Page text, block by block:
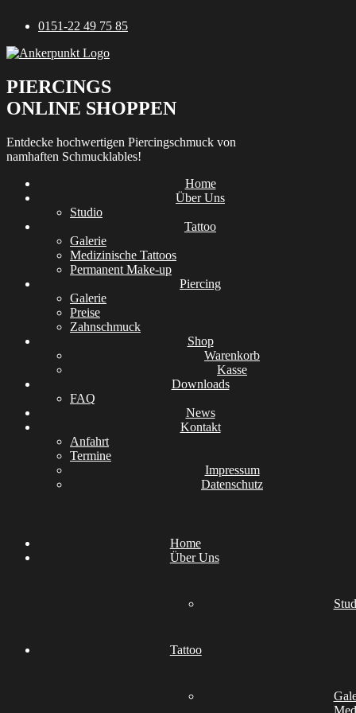
Inhalt
0151-22 49 75 85
PIERCINGS
ONLINE SHOPPEN
Entdecke hochwertigen Piercingschmuck von
namhaften Schmucklables!
Home
Über Uns
Studio
Tattoo
Galerie
Medizinische Tattoos
Permanent Make-up
Piercing
Galerie
Preise
Zahnschmuck
Shop
Warenkorb
Kasse
Downloads
FAQ
News
Kontakt
Anfahrt
Termine
Impressum
Datenschutz
Home
Über Uns
Tattoo